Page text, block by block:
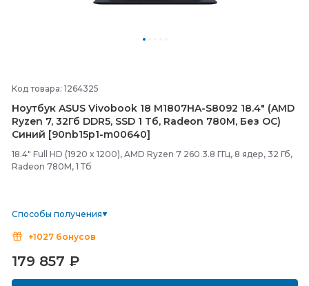
Код товара: 1264325
Ноутбук ASUS Vivobook 18 M1807HA-S8092 18.4" (AMD
Ryzen 7, 32Гб DDR5, SSD 1 Тб, Radeon 780M, Без ОС)
Синий [90nb15p1-m00640]
18.4" Full HD (1920 x 1200), AMD Ryzen 7 260 3.8 ГГц, 8 ядер, 32 Гб,
Radeon 780M, 1 Тб
Способы получения
+1027 бонусов
179 857 ₽